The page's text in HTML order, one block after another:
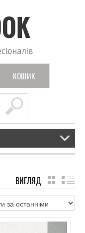
КОШИК
ПОРОЖНІЙ
ВИГЛЯД GRID